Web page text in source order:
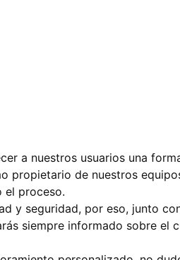
a nuestros usuarios una
propietario de nuestros
el proceso.
y seguridad, por eso, junto
siempre informado sobre